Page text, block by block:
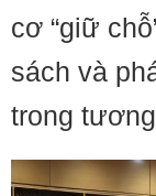
cơ “giữ
sách và
trong